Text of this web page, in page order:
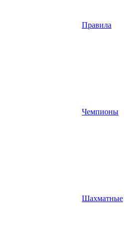
Правила
Чемпионы
Шахматные